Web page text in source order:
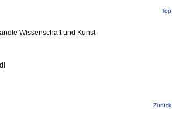
Top
Wissenschaft und Kunst
Zurück